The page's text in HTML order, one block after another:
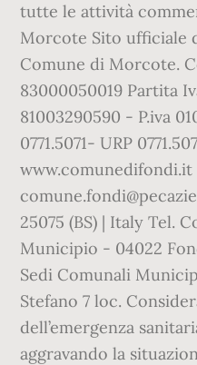
tutte le attività
Morcote Sito ufficiale
Comune di Morcote.
83000050019 Partita
81003290590 - P.iva
0771.5071- URP
www.comunedifondi.it
25075 (BS) | Italy Tel.
Municipio - 04022
Sedi Comunali
Stefano 7 loc.
dell’emergenza
aggravando la